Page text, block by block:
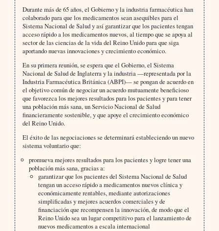
Durante más de 65 años, el Gobierno y la industria farmacéutica han
colaborado para que los medicamentos sean asequibles para el
Sistema Nacional de Salud y así garantizar que los pacientes tengan
acceso rápido a los medicamentos nuevos, al tiempo que se apoya al
sector de las ciencias de la vida del Reino Unido para que siga
aportando nuevas innovaciones y crecimiento económico.
En su primera reunión, se espera que el Gobierno, el Sistema
Nacional de Salud de Inglaterra y la industria —representada por la
Industria Farmacéutica Británica (ABPI)— se pongan de acuerdo en
el objetivo común de negociar un acuerdo mutuamente beneficioso
que favorezca los mejores resultados para los pacientes y para tener
una población más sana, un Servicio Nacional de Salud
financieramente sostenible, y que apoye el crecimiento económico
del Reino Unido.
El éxito de las negociaciones se determinará estableciendo un nuevo
sistema voluntario que:
promueva mejores resultados para los pacientes y logre tener una
población más sana, gracias a:
garantizar que los pacientes del Sistema Nacional de Salud
tengan un acceso rápido a medicamentos nuevos clínica y
económicamente rentables, mediante autorizaciones
simplificadas y mejores acuerdos comerciales y de
financiación que recompensen la innovación, de modo que el
Reino Unido sea un lugar competitivo para el lanzamiento de
nuevos medicamentos a escala internacional